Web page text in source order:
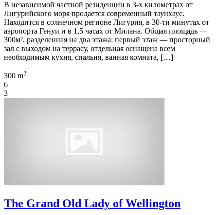
В независимой частной резиденции в 3-х километрах от
Лигурийского моря продается современный таунхаус.
Находится в солнечном регионе Лигурия, в 30-ти минутах от
аэропорта Генуи и в 1,5 часах от Милана. Общая площадь —
300м², разделенная на два этажа: первый этаж — просторный
зал с выходом на террасу, отдельная оснащена всем
необходимым кухня, спальня, ванная комната, […]
300 m2
6
3
The Grand Old Lady of Wellington